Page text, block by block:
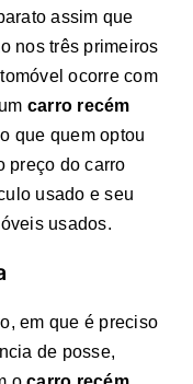
assim que
nos três primeiros
ocorre com
carro recém
que quem optou
preço do carro
usado e seu
usados.
em que é preciso
de posse,